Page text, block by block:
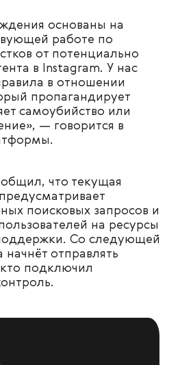
основаны на
работе по
от потенциально
в Instagram. У нас
в отношении
пропагандирует
самоубийство или
— говорится в
что текущая
поисковых запросов и
на ресурсы
Со следующей
отправлять
подключил